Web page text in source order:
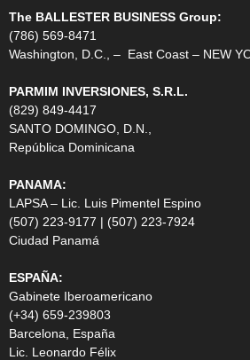
The BALLESTER BUSINESS Group:
(786) 569-8471
Washington, D.C., – East Coast – NEW
PARMIM INVERSIONES, S.R.L.
(829) 849-4417
SANTO DOMINGO, D.N.,
República Dominicana
PANAMA:
LAPSA – Lic. Luis Pimentel Espino
(507) 223-9177 | (507) 223-7924
Ciudad Panamá
ESPAÑA:
Gabinete Iberoamericano
(+34) 659-239803
Barcelona, España
Lic. Leonardo Félix